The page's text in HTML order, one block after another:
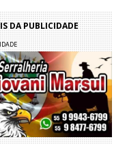
DA PUBLICIDADE